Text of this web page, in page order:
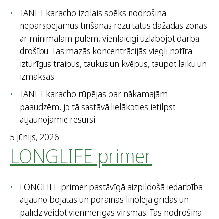
TANET karacho izcilais spēks nodrošina
nepārspējamus tīrīšanas rezultātus dažādās zonās
ar minimālām pūlēm, vienlaicīgi uzlabojot darba
drošību. Tas mazās koncentrācijās viegli notīra
izturīgus traipus, taukus un kvēpus, taupot laiku un
izmaksas.
TANET karacho rūpējas par nākamajām
paaudzēm, jo tā sastāvā lielākoties ietilpst
atjaunojamie resursi.
5 jūnijs, 2026
LONGLIFE primer
LONGLIFE primer pastāvīgā aizpildošā iedarbība
atjauno bojātās un porainās linoleja grīdas un
palīdz veidot vienmērīgas virsmas. Tas nodrošina